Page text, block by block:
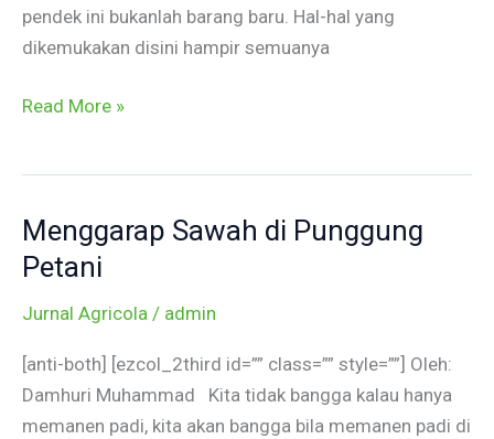
pendek ini bukanlah barang baru. Hal-hal yang
dikemukakan disini hampir semuanya
Read More »
Menggarap Sawah di Punggung
Petani
Jurnal Agricola / admin
[anti-both] [ezcol_2third id=”” class=”” style=””] Oleh:
Damhuri Muhammad Kita tidak bangga kalau hanya
memanen padi, kita akan bangga bila memanen padi di
Menggarap
Sawah
Punggung
Petani